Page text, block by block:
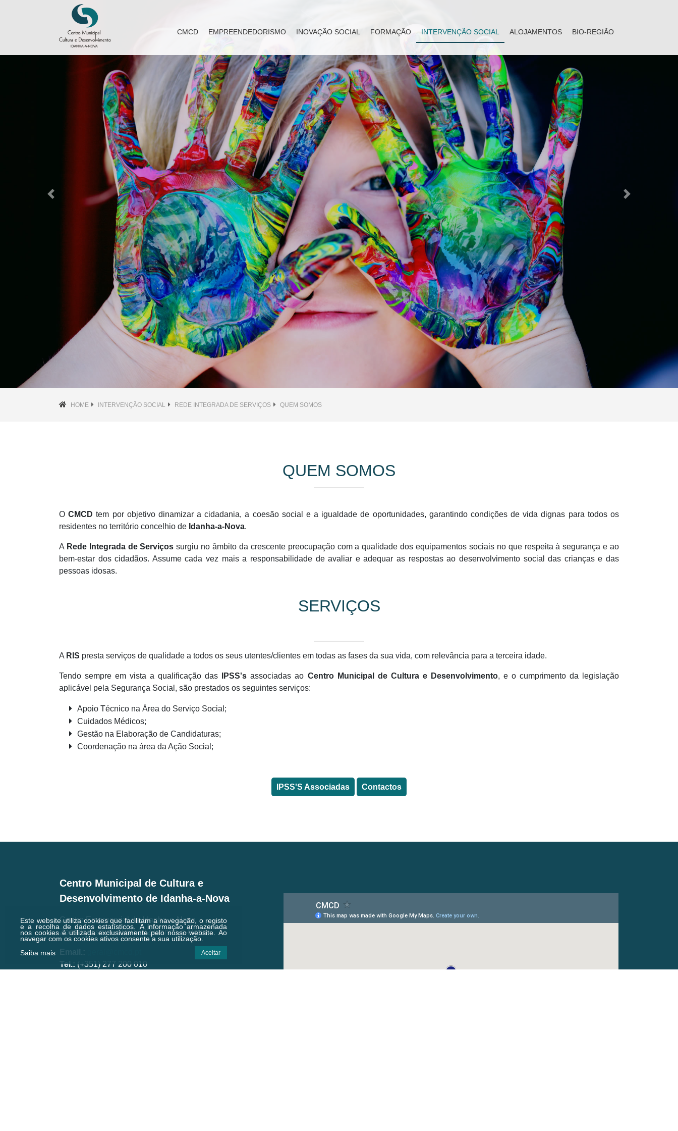
Este website utiliza cookies que facilitam a navegação, o registo
e a recolha de dados estatísticos. A informação armazenada
nos cookies é utilizada exclusivamente pelo nosso website. Ao
navegar com os cookies ativos consente a sua utilização.
Saiba mais
Aceitar
CMCD EMPREENDEDORISMO INOVAÇÃO SOCIAL FORMAÇÃO INTERVENÇÃO SOCIAL ALOJAMENTOS BIO-REGIÃO
Previous Next
HOME INTERVENÇÃO SOCIAL REDE INTEGRADA DE SERVIÇOS QUEM SOMOS
QUEM SOMOS
OCMCD tem por objetivo dinamizar a cidadania, a coesão social e a igualdade de oportunidades, garantindo condições de vida dignas para todos os
residentes no território concelhio de Idanha-a-Nova.
A Rede Integrada de Serviços surgiu no âmbito da crescente preocupação com a qualidade dos equipamentos sociais no que respeita à segurança e ao
bem-estar dos cidadãos. Assume cada vez mais a responsabilidade de avaliar e adequar as respostas ao desenvolvimento social das crianças e das
pessoas idosas.
SERVIÇOS
A RIS presta serviços de qualidade a todos os seus utentes/clientes em todas as fases da sua vida, com relevância para a terceira idade.
Tendo sempre em vista a qualificação das IPSS's associadas ao Centro Municipal de Cultura e Desenvolvimento, e o cumprimento da legislação
aplicável pela Segurança Social, são prestados os seguintes serviços:
Apoio Técnico na Área do Serviço Social;
Cuidados Médicos;
Gestão na Elaboração de Candidaturas;
Coordenação na área da Ação Social;
IPSS'S Associadas Contactos
Centro Municipal de Cultura e
Desenvolvimento de Idanha-a-Nova
Centro Empresarial de Idanha-a-Nova,
Zona Industrial, 6060-182 Idanha-a-Nova
Email.:
Tel.: (+351) 277 200 010